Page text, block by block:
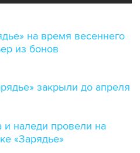
на время весеннего
из бонов
закрыли до апреля
и наледи провели на
«Зарядье»